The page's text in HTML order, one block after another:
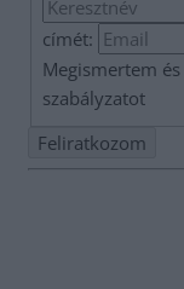
címét:
Megismertem
szabályzatot